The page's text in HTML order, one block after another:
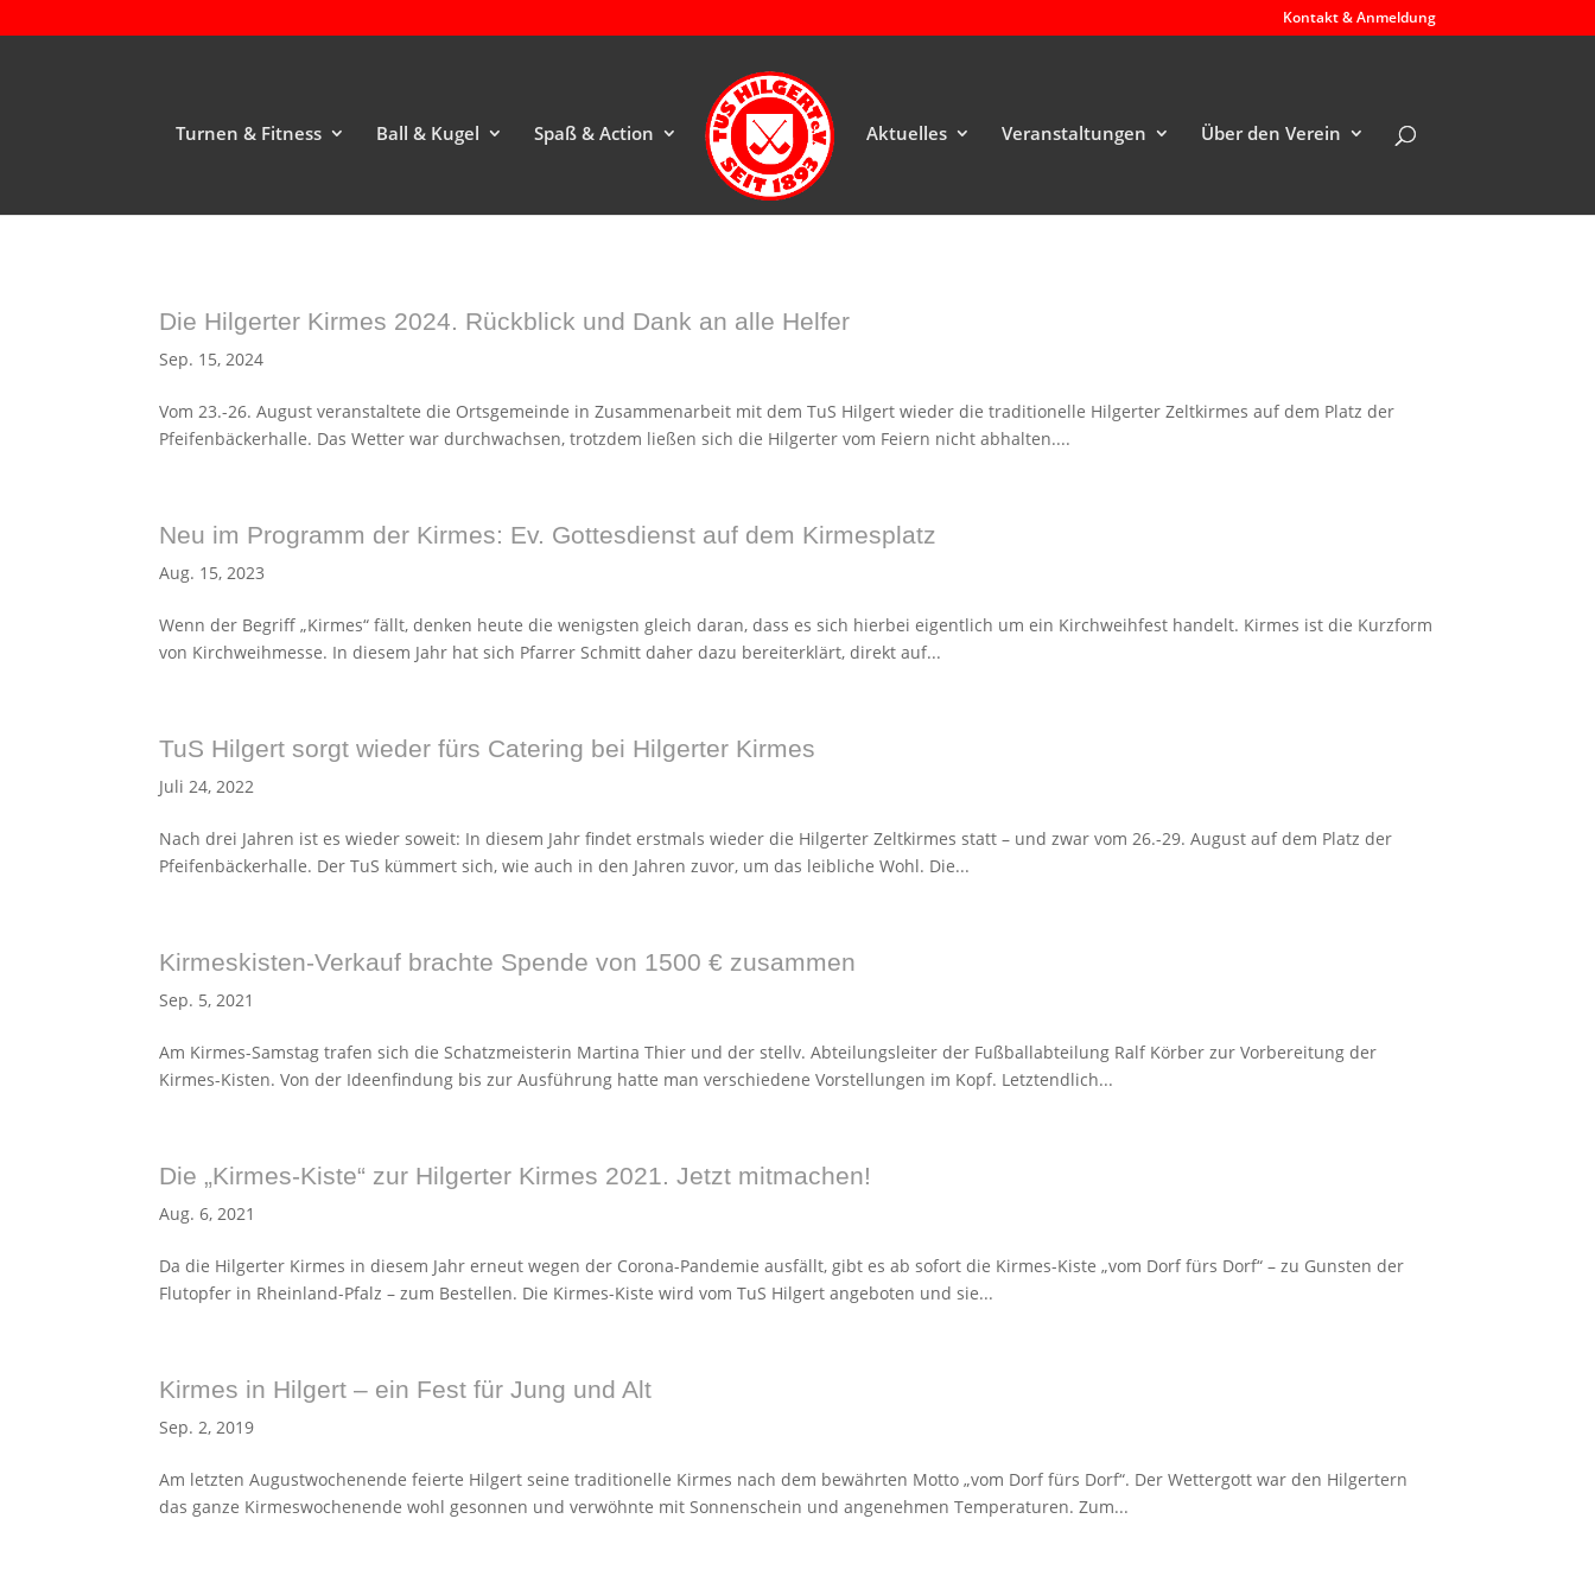
Kontakt & Anmeldung
Turnen & Fitness Ball & Kugel Spaß & Action Aktuelles Veranstaltungen Über den Verein
Die Hilgerter Kirmes 2024. Rückblick und Dank an alle Helfer
Sep. 15, 2024
Vom 23.-26. August veranstaltete die Ortsgemeinde in Zusammenarbeit mit dem TuS Hilgert wieder die traditionelle Hilgerter Zeltkirmes auf dem Platz der
Pfeifenbäckerhalle. Das Wetter war durchwachsen, trotzdem ließen sich die Hilgerter vom Feiern nicht abhalten....
Neu im Programm der Kirmes: Ev. Gottesdienst auf dem Kirmesplatz
Aug. 15, 2023
Wenn der Begriff „Kirmes“ fällt, denken heute die wenigsten gleich daran, dass es sich hierbei eigentlich um ein Kirchweihfest handelt. Kirmes ist die Kurzform
von Kirchweihmesse. In diesem Jahr hat sich Pfarrer Schmitt daher dazu bereiterklärt, direkt auf...
TuS Hilgert sorgt wieder fürs Catering bei Hilgerter Kirmes
Juli 24, 2022
Nach drei Jahren ist es wieder soweit: In diesem Jahr findet erstmals wieder die Hilgerter Zeltkirmes statt – und zwar vom 26.-29. August auf dem Platz der
Pfeifenbäckerhalle. Der TuS kümmert sich, wie auch in den Jahren zuvor, um das leibliche Wohl. Die...
Kirmeskisten-Verkauf brachte Spende von 1500 € zusammen
Sep. 5, 2021
Am Kirmes-Samstag trafen sich die Schatzmeisterin Martina Thier und der stellv. Abteilungsleiter der Fußballabteilung Ralf Körber zur Vorbereitung der
Kirmes-Kisten. Von der Ideenfindung bis zur Ausführung hatte man verschiedene Vorstellungen im Kopf. Letztendlich...
Die „Kirmes-Kiste“ zur Hilgerter Kirmes 2021. Jetzt mitmachen!
Aug. 6, 2021
Da die Hilgerter Kirmes in diesem Jahr erneut wegen der Corona-Pandemie ausfällt, gibt es ab sofort die Kirmes-Kiste „vom Dorf fürs Dorf“ – zu Gunsten der
Flutopfer in Rheinland-Pfalz – zum Bestellen. Die Kirmes-Kiste wird vom TuS Hilgert angeboten und sie...
Kirmes in Hilgert – ein Fest für Jung und Alt
Sep. 2, 2019
Am letzten Augustwochenende feierte Hilgert seine traditionelle Kirmes nach dem bewährten Motto „vom Dorf fürs Dorf“. Der Wettergott war den Hilgertern
das ganze Kirmeswochenende wohl gesonnen und verwöhnte mit Sonnenschein und angenehmen Temperaturen. Zum...